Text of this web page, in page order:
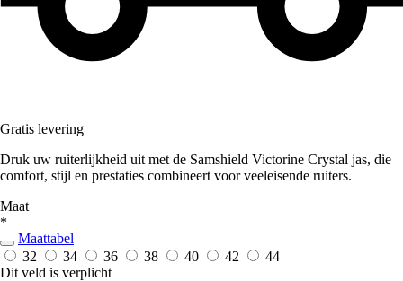
Gratis levering
Druk uw ruiterlijkheid uit met de Samshield Victorine Crystal jas, die
comfort, stijl en prestaties combineert voor veeleisende ruiters.
Maat
*
Maattabel
32
34 36 38 40 42
44
Dit veld is verplicht